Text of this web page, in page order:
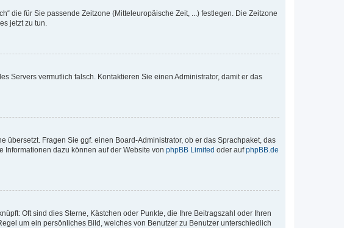
die für Sie passende Zeitzone (Mitteleuropäische Zeit, ...) festlegen. Die Zeitzone
jetzt zu tun.
Servers vermutlich falsch. Kontaktieren Sie einen Administrator, damit er das
Fragen Sie ggf. einen Board-Administrator, ob er das Sprachpaket, das
dazu können auf der Website von phpBB Limited oder aufphpBB.de
Oft sind dies Sterne, Kästchen oder Punkte, die Ihre Beitragszahl oder Ihren
um ein persönliches Bild, welches von Benutzer zu Benutzer unterschiedlich